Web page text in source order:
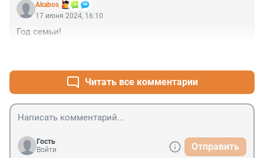
Akabos
17 июня 2024, 16:10
Год семьи!
Читать все комментарии
Гость
Войти
Отправить